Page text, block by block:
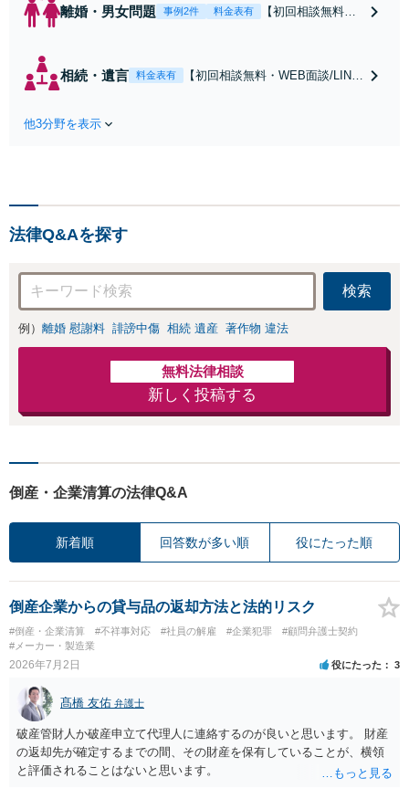
離婚・男女問題 事例2件 料金表有
【初回相談無料・
倫の早期解決】
相続・遺言 料金表有
【初回相談無料・WEB面談/LINE
【地域密着】
他3分野を表示
法律Q&Aを探す
検索
例） 離婚 慰謝料 誹謗中傷 相続 遺産 著作物 違法
無料法律相談
新しく投稿する
倒産・企業清算の法律Q&A
新着順 回答数が多い順 役にたった順
倒産企業からの貸与品の返却方法と法的リスク
#倒産・企業清算 #不祥事対応 #社員の解雇 #企業犯罪
#顧問弁護士契約
#メーカー・製造業
2026年7月2日 役にたった 3
髙橋 友佑 弁護士
破産管財人か破産申立て代理人に連絡するのが良いと思います。 財産
の返却先が確定するまでの間、その財産を保有していることが、横領
と評価されることはないと思います。